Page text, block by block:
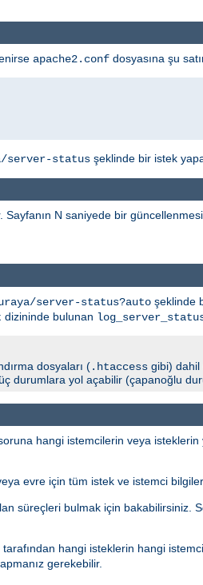
apache2.conf dosyasına şu
server-status şeklinde bir istek
Sayfanın N saniyede bir
server-status?auto şeklinde
dizininde bulunan
dosyaları (.htaccess gibi) dahil
durumlara yol açabilir (çapanoğlu
hangi istemcilerin veya isteklerin
evre için tüm istek ve istemci
süreçleri bulmak için bakabilirsiniz.
hangi isteklerin hangi
gerekebilir.